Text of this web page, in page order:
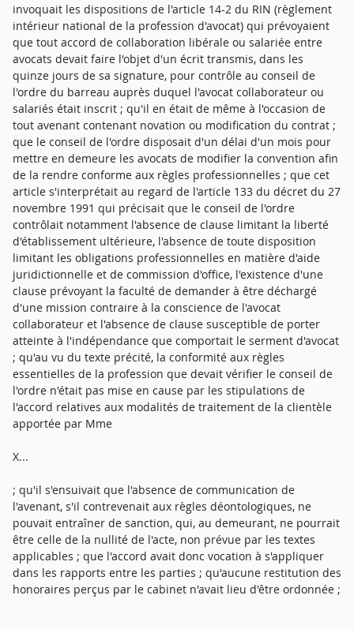
invoquait les dispositions de l'article 14-2 du RIN (règlement
intérieur national de la profession d'avocat) qui prévoyaient
que tout accord de collaboration libérale ou salariée entre
avocats devait faire l'objet d'un écrit transmis, dans les
quinze jours de sa signature, pour contrôle au conseil de
l'ordre du barreau auprès duquel l'avocat collaborateur ou
salariés était inscrit ; qu'il en était de même à l'occasion de
tout avenant contenant novation ou modification du contrat ;
que le conseil de l'ordre disposait d'un délai d'un mois pour
mettre en demeure les avocats de modifier la convention afin
de la rendre conforme aux règles professionnelles ; que cet
article s'interprétait au regard de l'article 133 du décret du 27
novembre 1991 qui précisait que le conseil de l'ordre
contrôlait notamment l'absence de clause limitant la liberté
d'établissement ultérieure, l'absence de toute disposition
limitant les obligations professionnelles en matière d'aide
juridictionnelle et de commission d'office, l'existence d'une
clause prévoyant la faculté de demander à être déchargé
d'une mission contraire à la conscience de l'avocat
collaborateur et l'absence de clause susceptible de porter
atteinte à l'indépendance que comportait le serment d'avocat
; qu'au vu du texte précité, la conformité aux règles
essentielles de la profession que devait vérifier le conseil de
l'ordre n'était pas mise en cause par les stipulations de
l'accord relatives aux modalités de traitement de la clientèle
apportée par Mme
X...
; qu'il s'ensuivait que l'absence de communication de
l'avenant, s'il contrevenait aux règles déontologiques, ne
pouvait entraîner de sanction, qui, au demeurant, ne pourrait
être celle de la nullité de l'acte, non prévue par les textes
applicables ; que l'accord avait donc vocation à s'appliquer
dans les rapports entre les parties ; qu'aucune restitution des
honoraires perçus par le cabinet n'avait lieu d'être ordonnée ;